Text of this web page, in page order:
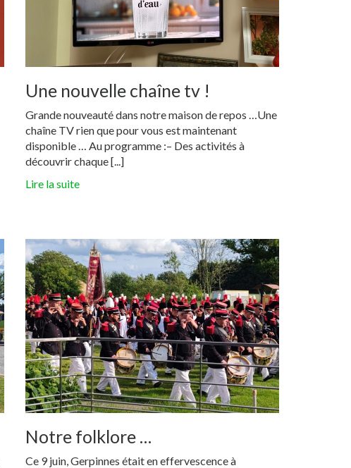
Une nouvelle chaîne tv !
Grande nouveauté dans notre maison de repos …Une
chaîne TV rien que pour vous est maintenant
disponible … Au programme :– Des activités à
découvrir chaque [...]
Lire la suite
Notre folklore …
Ce 9 juin, Gerpinnes était en effervescence à